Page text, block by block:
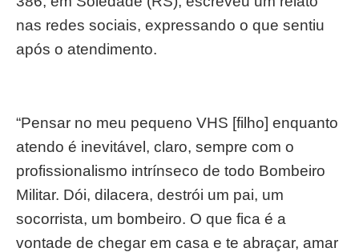
nas redes sociais, expressando o que sentiu
após o atendimento.
“Pensar no meu pequeno VHS [filho] enquanto
atendo é inevitável, claro, sempre com o
profissionalismo intrínseco de todo Bombeiro
Militar. Dói, dilacera, destrói um pai, um
socorrista, um bombeiro. O que fica é a
vontade de chegar em casa e te abraçar, amar